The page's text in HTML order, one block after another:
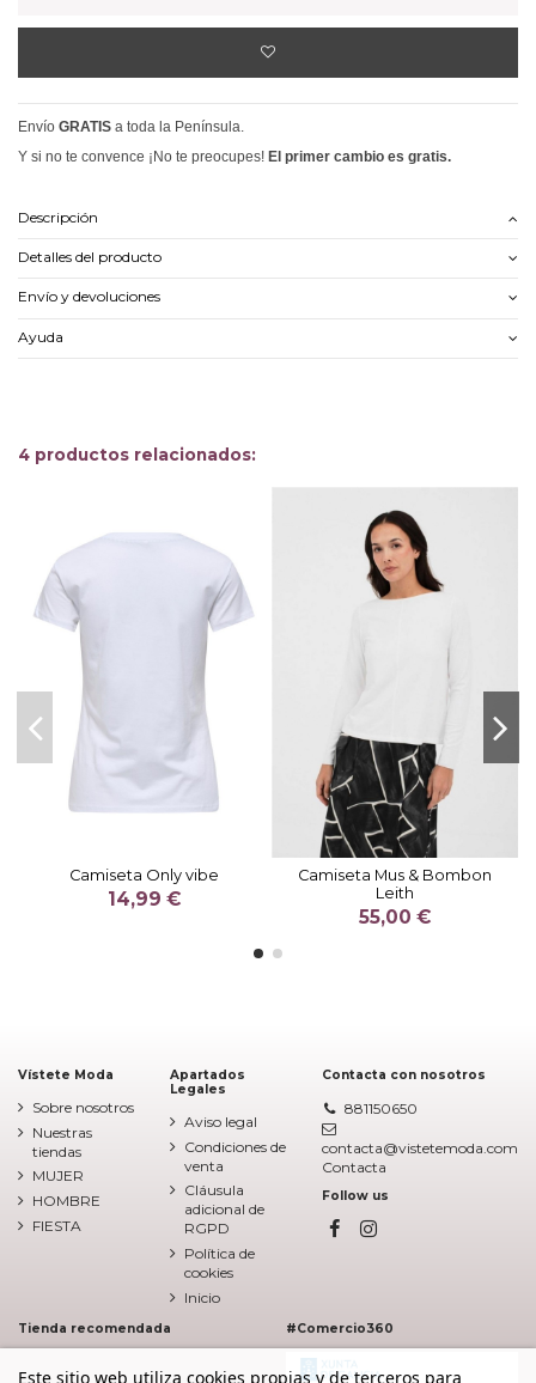
Envío GRATIS a toda la Península.
Y si no te convence ¡No te preocupes! El primer cambio es gratis.
Descripción
Detalles del producto
Envío y devoluciones
Ayuda
4 productos relacionados:
Camiseta Only vibe
14,99 €
Camiseta Mus & Bombon
Leith
55,00 €
Vístete Moda
Sobre nosotros
Nuestras
tiendas
MUJER
HOMBRE
FIESTA
Apartados
Legales
Aviso legal
Condiciones de
venta
Cláusula
adicional de
RGPD
Política de
cookies
Inicio
Contacta con nosotros
881150650
contacta@vistetemoda.com
Contacta
Follow us
Este sitio web utiliza cookies propias y de terceros para
Tienda recomendada #Comercio360